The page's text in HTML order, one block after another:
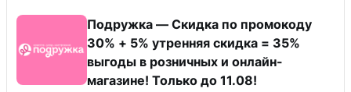
Подружка — Скидка по промокоду
30% + 5% утренняя скидка = 35%
выгоды в розничных и онлайн-
магазине! Только до 11.08!